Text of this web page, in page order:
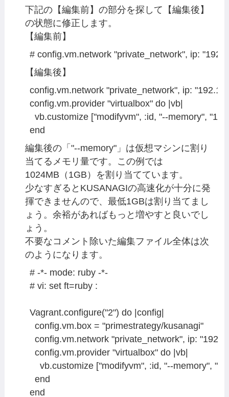
下記の【編集前】の部分を探して【編集後】
の状態に修正します。
【編集前】
# config.vm.network "private_network", ip:
【編集後】
config.vm.network "private_network", ip:
config.vm.provider "virtualbox" do |vb|
vb.customize ["modifyvm", :id, "--memory",
end
編集後の「"--memory"」は仮想マシンに割り
当てるメモリ量です。この例では
1024MB（1GB）を割り当てています。
少なすぎるとKUSANAGIの高速化が十分に発
揮できませんので、最低1GBは割り当てまし
ょう。余裕があればもっと増やすと良いでし
ょう。
不要なコメント除いた編集ファイル全体は次
のようになります。
# -*- mode: ruby -*-
# vi: set ft=ruby :
Vagrant.configure("2") do |config|
  config.vm.box = "primestrategy/kusanagi"
config.vm.network "private_network", ip:
  config.vm.provider "virtualbox" do |vb|
vb.customize ["modifyvm", :id, "--memory",
  end
end